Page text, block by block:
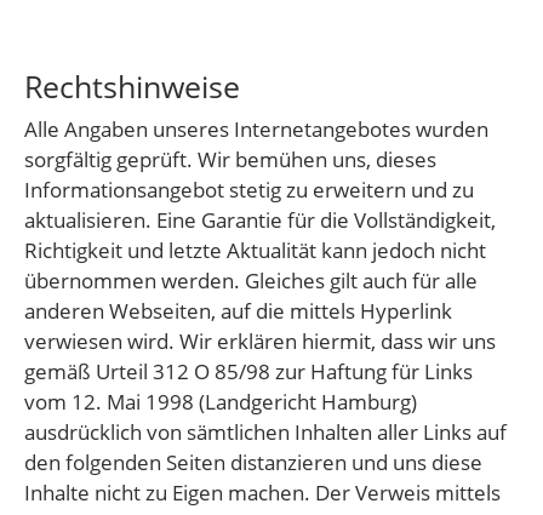
Rechtshinweise
Alle Angaben unseres Internetangebotes wurden
sorgfältig geprüft. Wir bemühen uns, dieses
Informationsangebot stetig zu erweitern und zu
aktualisieren. Eine Garantie für die Vollständigkeit,
Richtigkeit und letzte Aktualität kann jedoch nicht
übernommen werden. Gleiches gilt auch für alle
anderen Webseiten, auf die mittels Hyperlink
verwiesen wird. Wir erklären hiermit, dass wir uns
gemäß Urteil 312 O 85/98 zur Haftung für Links
vom 12. Mai 1998 (Landgericht Hamburg)
ausdrücklich von sämtlichen Inhalten aller Links auf
den folgenden Seiten distanzieren und uns diese
Inhalte nicht zu Eigen machen. Der Verweis mittels